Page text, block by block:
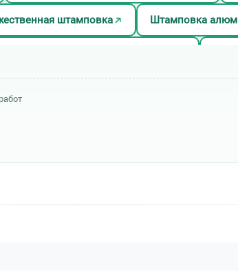
штамповка Штамповка